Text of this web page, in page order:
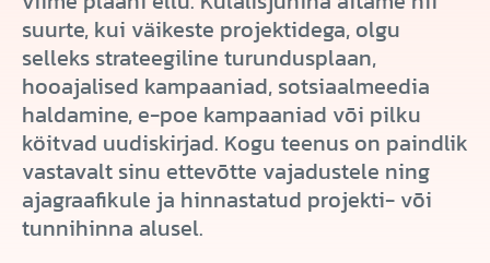
suurte, kui väikeste projektidega, olgu
selleks strateegiline turundusplaan,
hooajalised kampaaniad, sotsiaalmeedia
haldamine, e-poe kampaaniad või pilku
köitvad uudiskirjad. Kogu teenus on paindlik
vastavalt sinu ettevõtte vajadustele ning
ajagraafikule ja hinnastatud projekti- või
tunnihinna alusel.